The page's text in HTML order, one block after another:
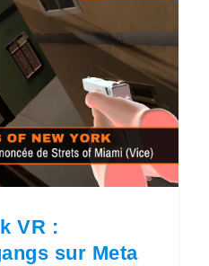
VR :
sur Meta